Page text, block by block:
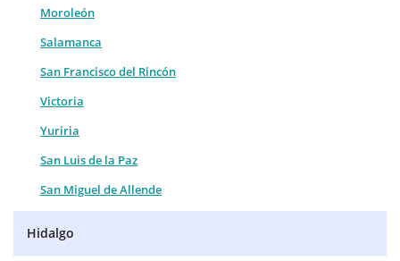
Moroleón
Salamanca
San Francisco del Rincón
Victoria
Yuriria
San Luis de la Paz
San Miguel de Allende
Hidalgo